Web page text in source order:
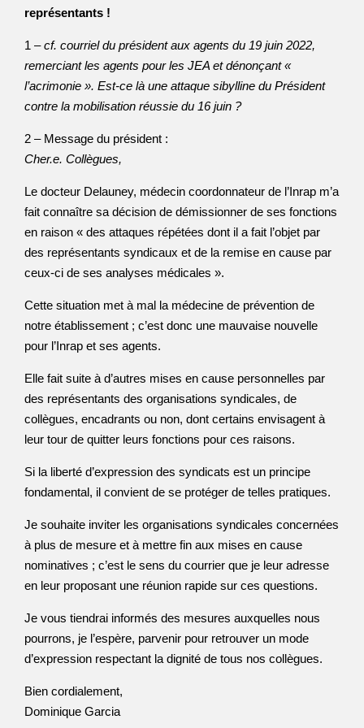
représentants !
1 –cf. courriel du président aux agents du 19 juin 2022,
remerciant les agents pour les JEA et dénonçant «
l’acrimonie ». Est-ce là une attaque sibylline du Président
contre la mobilisation réussie du 16 juin ?
2 – Message du président :
Cher.e. Collègues,
Le docteur Delauney, médecin coordonnateur de l’Inrap m’a
fait connaître sa décision de démissionner de ses fonctions
en raison « des attaques répétées dont il a fait l’objet par
des représentants syndicaux et de la remise en cause par
ceux-ci de ses analyses médicales ».
Cette situation met à mal la médecine de prévention de
notre établissement ; c’est donc une mauvaise nouvelle
pour l’Inrap et ses agents.
Elle fait suite à d’autres mises en cause personnelles par
des représentants des organisations syndicales, de
collègues, encadrants ou non, dont certains envisagent à
leur tour de quitter leurs fonctions pour ces raisons.
Si la liberté d’expression des syndicats est un principe
fondamental, il convient de se protéger de telles pratiques.
Je souhaite inviter les organisations syndicales concernées
à plus de mesure et à mettre fin aux mises en cause
nominatives ; c’est le sens du courrier que je leur adresse
en leur proposant une réunion rapide sur ces questions.
Je vous tiendrai informés des mesures auxquelles nous
pourrons, je l’espère, parvenir pour retrouver un mode
d’expression respectant la dignité de tous nos collègues.
Bien cordialement,
Dominique Garcia